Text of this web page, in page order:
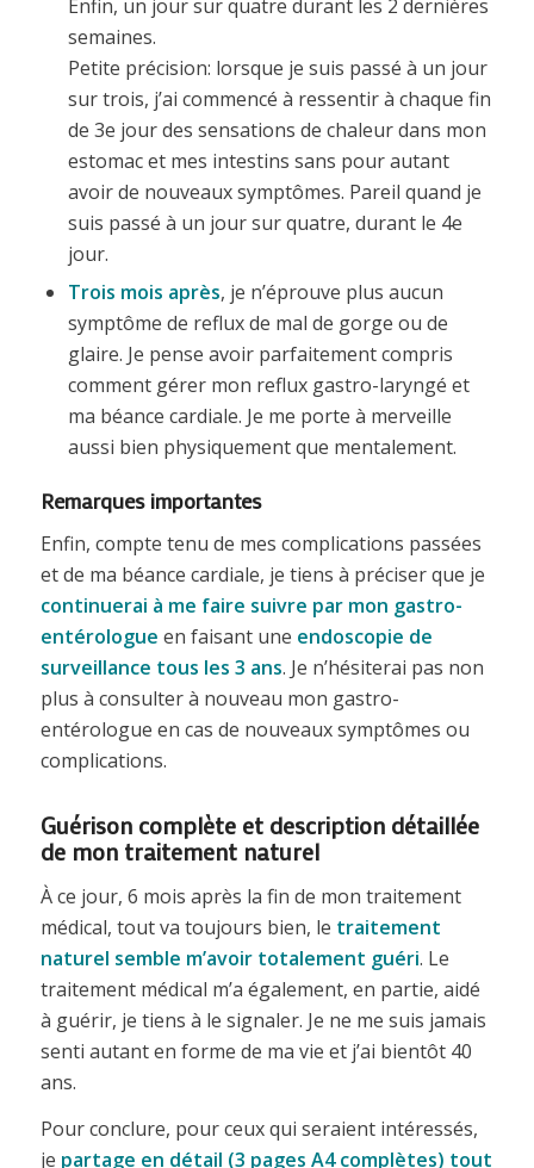
Enfin, un jour sur quatre durant les 2 dernières
semaines.
Petite précision: lorsque je suis passé à un jour
sur trois, j’ai commencé à ressentir à chaque fin
de 3e jour des sensations de chaleur dans mon
estomac et mes intestins sans pour autant
avoir de nouveaux symptômes. Pareil quand je
suis passé à un jour sur quatre, durant le 4e
jour.
Trois mois après, je n’éprouve plus aucun
symptôme de reflux de mal de gorge ou de
glaire. Je pense avoir parfaitement compris
comment gérer mon reflux gastro-laryngé et
ma béance cardiale. Je me porte à merveille
aussi bien physiquement que mentalement.
Remarques importantes
Enfin, compte tenu de mes complications passées
et de ma béance cardiale, je tiens à préciser que je
continuerai à me faire suivre par mon gastro-
entérologue en faisant une endoscopie de
surveillance tous les 3 ans. Je n’hésiterai pas non
plus à consulter à nouveau mon gastro-
entérologue en cas de nouveaux symptômes ou
complications.
Guérison complète et description détaillée
de mon traitement naturel
À ce jour, 6 mois après la fin de mon traitement
médical, tout va toujours bien, le traitement
naturel semble m’avoir totalement guéri. Le
traitement médical m’a également, en partie, aidé
à guérir, je tiens à le signaler. Je ne me suis jamais
senti autant en forme de ma vie et j’ai bientôt 40
ans.
Pour conclure, pour ceux qui seraient intéressés,
je partage en détail (3 pages A4 complètes) tout